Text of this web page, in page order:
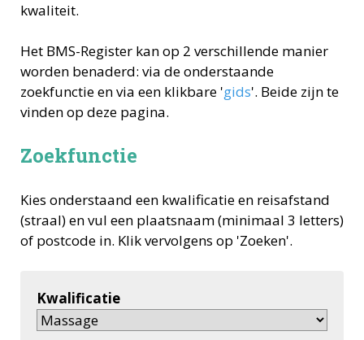
kwaliteit.
Het BMS-Register kan op 2 verschillende manier
worden benaderd: via de onderstaande
zoekfunctie en via een klikbare 'gids'. Beide zijn te
vinden op deze pagina.
Zoekfunctie
Kies onderstaand een kwalificatie en reisafstand
(straal) en vul een plaatsnaam (minimaal 3 letters)
of postcode in. Klik vervolgens op 'Zoeken'.
Kwalificatie